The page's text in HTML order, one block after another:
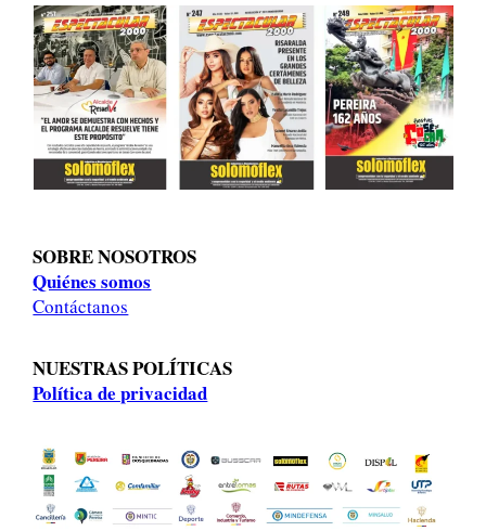
SOBRE NOSOTROS
Quiénes somos
Contáctanos
NUESTRAS POLÍTICAS
Política de privacidad